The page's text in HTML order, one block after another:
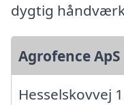
dygtig
Agrofence ApS
Hesselskovvej